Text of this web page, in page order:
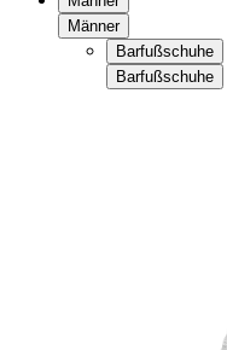
Männer
Barfußschuhe
Barfußschuhe